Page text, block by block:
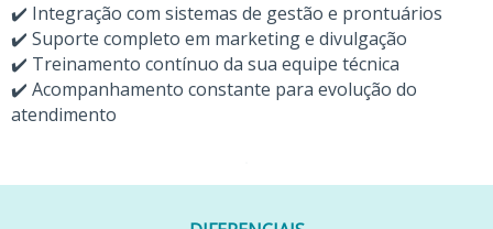
✔️ Integração com sistemas de gestão e prontuários
✔️ Suporte completo em marketing e divulgação
✔️ Treinamento contínuo da sua equipe técnica
✔️ Acompanhamento constante para evolução do
atendimento